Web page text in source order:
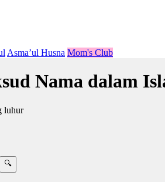
Asma’ul Husna Mom's Club
Nama dalam
luhur